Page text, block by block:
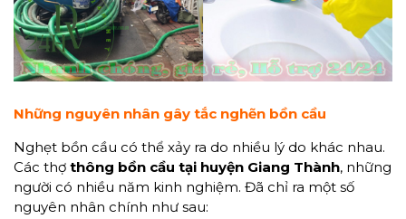
Những nguyên nhân gây tắc nghẽn bồn cầu
Nghẹt bồn cầu có thể xảy ra do nhiều lý do khác nhau.
Các thợ thông bồn cầu tại huyện Giang Thành, những
người có nhiều năm kinh nghiệm. Đã chỉ ra một số
nguyên nhân chính như sau: